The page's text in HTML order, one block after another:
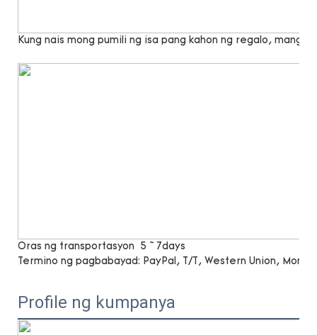
Kung nais mong pumili ng isa pang kahon ng regalo,
Oras ng transportasyon
5 ~ 7days
Termino ng pagbabayad: PayPal, T/T, Western Union,
Profile ng kumpanya